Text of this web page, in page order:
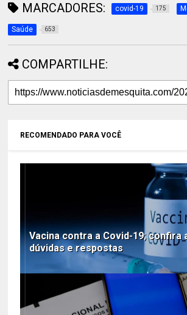
MARCADORES: covid-19 175
Saúde 653
COMPARTILHE:
RECOMENDADO PARA VOCÊ
Vacina contra a Covid-19; confira
dúvidas e respostas